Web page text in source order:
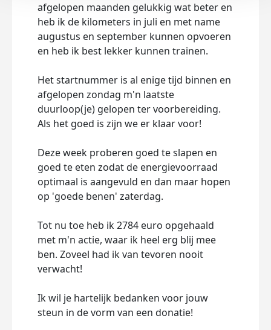
afgelopen maanden gelukkig wat beter en
heb ik de kilometers in juli en met name
augustus en september kunnen opvoeren
en heb ik best lekker kunnen trainen.
Het startnummer is al enige tijd binnen en
afgelopen zondag m'n laatste
duurloop(je) gelopen ter voorbereiding.
Als het goed is zijn we er klaar voor!
Deze week proberen goed te slapen en
goed te eten zodat de energievoorraad
optimaal is aangevuld en dan maar hopen
op 'goede benen' zaterdag.
Tot nu toe heb ik 2784 euro opgehaald
met m'n actie, waar ik heel erg blij mee
ben. Zoveel had ik van tevoren nooit
verwacht!
Ik wil je hartelijk bedanken voor jouw
steun in de vorm van een donatie!